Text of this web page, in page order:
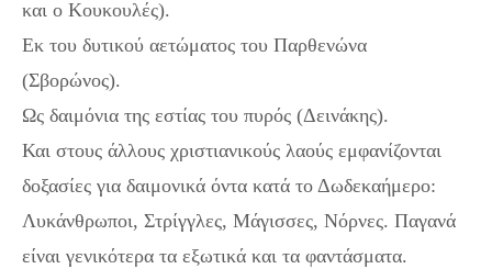
και ο Κουκουλές).
Εκ του δυτικού αετώματος του Παρθενώνα
(Σβορώνος).
Ως δαιμόνια της εστίας του πυρός (Δεινάκης).
Και στους άλλους χριστιανικούς λαούς εμφανίζονται
δοξασίες για δαιμονικά όντα κατά το Δωδεκαήμερο:
Λυκάνθρωποι, Στρίγγλες, Μάγισσες, Νόρνες. Παγανά
είναι γενικότερα τα εξωτικά και τα φαντάσματα.